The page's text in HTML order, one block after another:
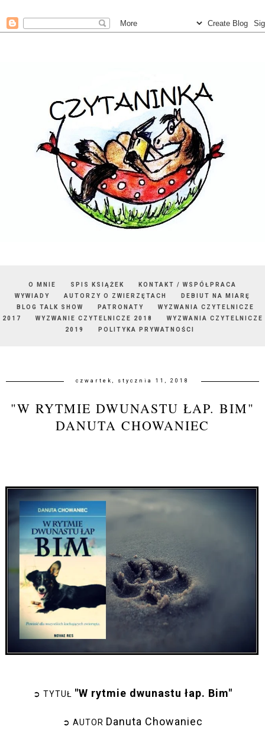
O MNIE SPIS KSIĄŻEK
KONTAKT / WSPÓŁPRACA
WYWIADY
AUTORZY O ZWIERZĘTACH
DEBIUT NA MIARĘ
BLOG TALK SHOW
PATRONATY
WYZWANIA CZYTELNICZE
2017
WYZWANIE CZYTELNICZE 2018
WYZWANIA CZYTELNICZE
2019
POLITYKA PRYWATNOŚCI
czwartek, stycznia 11, 2018
"W RYTMIE DWUNASTU ŁAP. BIM"
DANUTA CHOWANIEC
➲ TYTUŁ "W rytmie dwunastu łap. Bim"
➲ AUTOR Danuta Chowaniec